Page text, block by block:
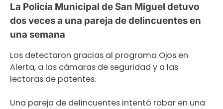
La Policía Municipal de San Miguel detuvo
dos veces a una pareja de delincuentes en
una semana
Los detectaron gracias al programa Ojos en
Alerta, a las cámaras de seguridad y a las
lectoras de patentes.
Una pareja de delincuentes intentó robar en una